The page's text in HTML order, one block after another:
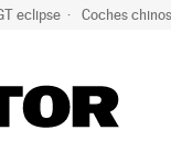
eclipse Coches chinos